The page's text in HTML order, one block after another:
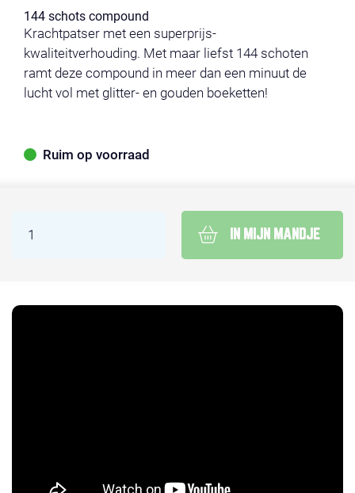
144 schots compound
Krachtpatser met een superprijs-
kwaliteitverhouding. Met maar liefst 144 schoten
ramt deze compound in meer dan een minuut de
lucht vol met glitter- en gouden boeketten!
Ruim op voorraad
IN MIJN MANDJE